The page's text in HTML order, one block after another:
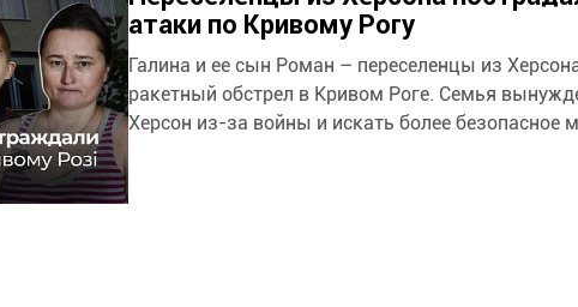
атаки по Кривому Рогу
Галина и ее сын Роман – переселенцы из
ракетный обстрел в Кривом Роге. Семья
Херсон из-за войны и искать более безопасное